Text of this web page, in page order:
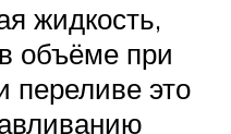
жидкость,
объёме при
переливе это